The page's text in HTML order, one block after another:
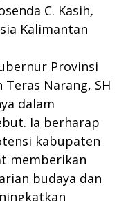
C. Kasih,
Kalimantan
Provinsi
Narang, SH
dalam
Ia berharap
kabupaten
memberikan
budaya dan